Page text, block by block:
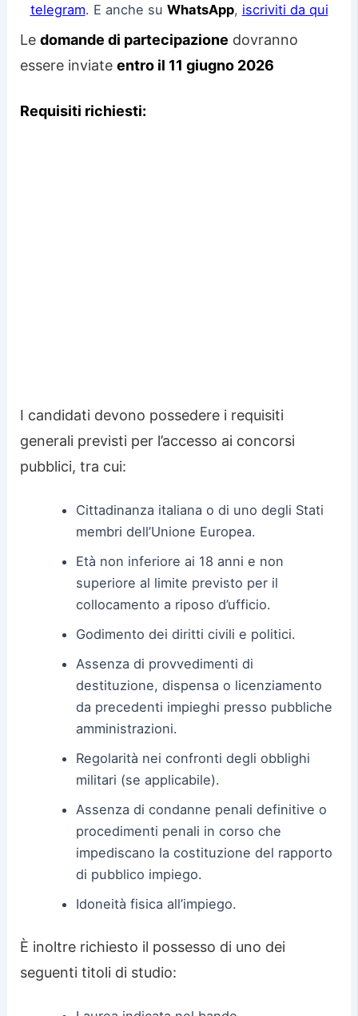
telegram. E anche su WhatsApp, iscriviti da qui
Ledomande di partecipazione dovranno
essere inviateentro il 11 giugno 2026
Requisiti richiesti:
I candidati devono possedere i requisiti
generali previsti per l’accesso ai concorsi
pubblici, tra cui:
Cittadinanza italiana o di uno degli Stati
membri dell’Unione Europea.
Età non inferiore ai 18 anni e non
superiore al limite previsto per il
collocamento a riposo d’ufficio.
Godimento dei diritti civili e politici.
Assenza di provvedimenti di
destituzione, dispensa o licenziamento
da precedenti impieghi presso pubbliche
amministrazioni.
Regolarità nei confronti degli obblighi
militari (se applicabile).
Assenza di condanne penali definitive o
procedimenti penali in corso che
impediscano la costituzione del rapporto
di pubblico impiego.
Idoneità fisica all’impiego.
È inoltre richiesto il possesso di uno dei
seguenti titoli di studio: